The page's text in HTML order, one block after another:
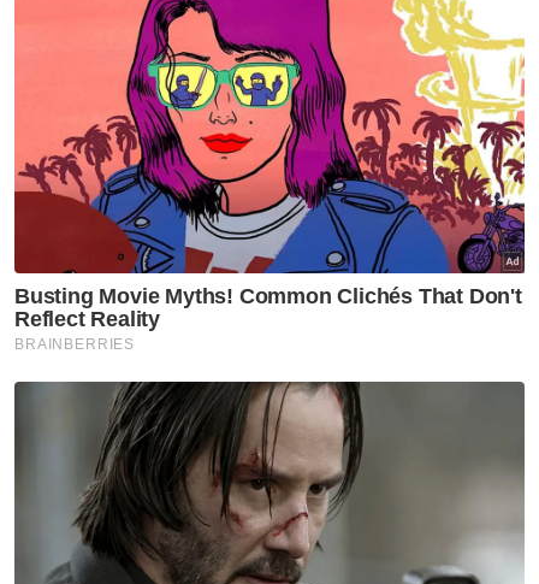
Beliau berpandangan, cukai perjalanan
diterima Thailand harus digunakan untuk
menambah baik infrastruktur dan
kemampanan destinasi, bukannya sebagai
sumber pendapatan kepada kerajaan
tempatan.
Artikel Berkaitan:
Beri manfaat kepada pelancongan Malaysia
Cukai perjalanan: Rakyat Malaysia tetap kunjungi
Thailand
Muat turun aplikasi Sinar Harian. Klik di sini!